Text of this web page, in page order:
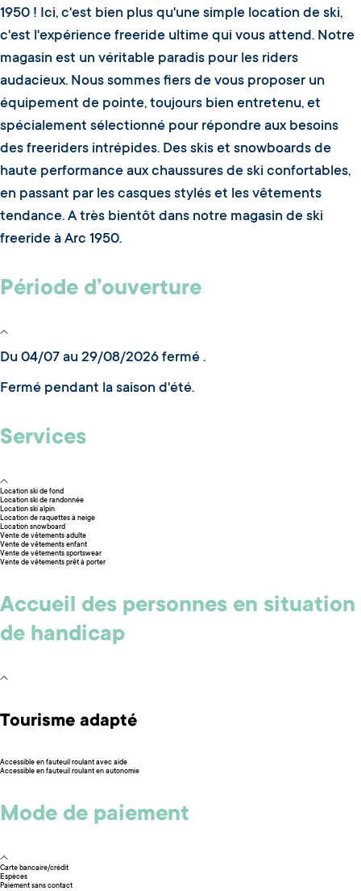
1950 ! Ici, c'est bien plus qu'une simple location de ski,
c'est l'expérience freeride ultime qui vous attend. Notre
magasin est un véritable paradis pour les riders
audacieux. Nous sommes fiers de vous proposer un
équipement de pointe, toujours bien entretenu, et
spécialement sélectionné pour répondre aux besoins
des freeriders intrépides. Des skis et snowboards de
haute performance aux chaussures de ski confortables,
en passant par les casques stylés et les vêtements
tendance. A très bientôt dans notre magasin de ski
freeride à Arc 1950.
Période d’ouverture
Du 04/07 au 29/08/2026 fermé .
Fermé pendant la saison d'été.
Services
Location ski de fond
Location ski de randonnée
Location ski alpin
Location de raquettes à neige
Location snowboard
Vente de vêtements adulte
Vente de vêtements enfant
Vente de vêtements sportswear
Vente de vêtements prêt à porter
Accueil des personnes en situation
de handicap
Tourisme adapté
Accessible en fauteuil roulant avec aide
Accessible en fauteuil roulant en autonomie
Mode de paiement
Carte bancaire/crédit
Espèces
Paiement sans contact